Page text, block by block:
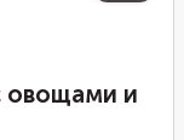
овощами и